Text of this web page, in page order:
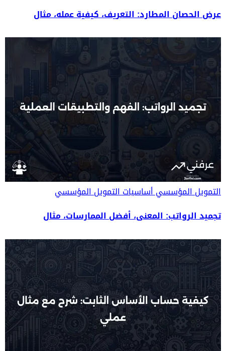
عرض الحصان المطارد: التعريف، كيفية عمله، مثال
التمويل المؤسسيأساسيات التمويل المؤسسي
تجميد الرواتب: المعنى، أفضل الممارسات، مثال